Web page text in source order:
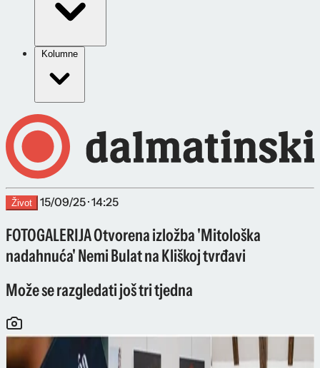
Kolumne
Život 15/09/25 · 14:25
FOTOGALERIJA Otvorena izložba 'Mitološka
nadahnuća' Nemi Bulat na Kliškoj tvrđavi
Može se razgledati još tri tjedna